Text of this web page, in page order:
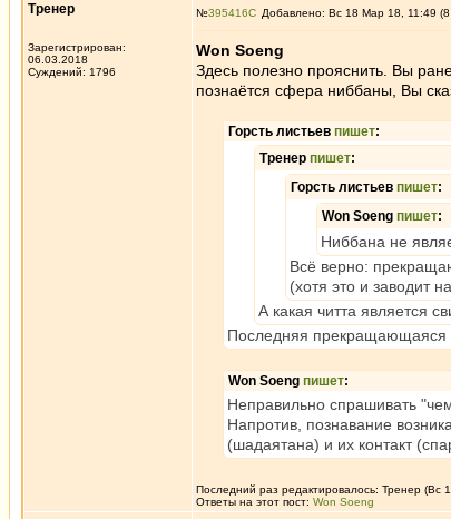
Тренер
Зарегистрирован:
06.03.2018
Суждений: 1796
№395416 Добавлено: Вс 18 Мар 18, 11:49
Won Soeng
Здесь полезно прояснить. Вы
познаётся сфера ниббаны, Вы
Горсть листьев пишет:
Тренер пишет:
Горсть листьев пишет:
Won Soeng пишет:
Ниббана не
Всё верно:
(хотя это и заводит
А какая читта является
Последняя прекращающаяся
Won Soeng пишет:
Неправильно спрашивать
Напротив, познавание
(шадаятана) и их контакт
Последний раз редактировалось: Тренер (Вс
Ответы на этот пост: Won Soeng